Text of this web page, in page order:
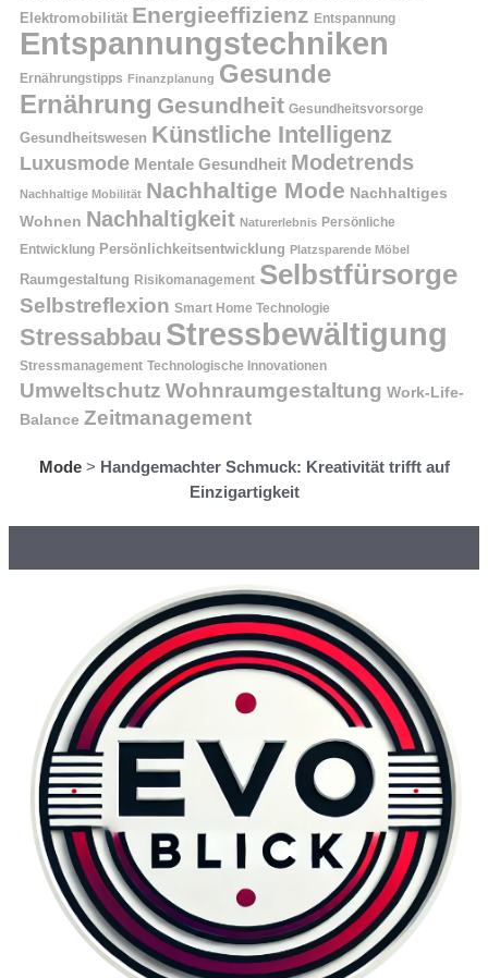
Elektromobilität Energieeffizienz Entspannung
Entspannungstechniken
Ernährungstipps Finanzplanung Gesunde
Ernährung Gesundheit Gesundheitsvorsorge
Gesundheitswesen Künstliche Intelligenz
Luxusmode Mentale Gesundheit Modetrends
Nachhaltige Mobilität Nachhaltige Mode Nachhaltiges
Wohnen Nachhaltigkeit Naturerlebnis Persönliche
Entwicklung Persönlichkeitsentwicklung Platzsparende Möbel
Raumgestaltung Risikomanagement Selbstfürsorge
Selbstreflexion Smart Home Technologie
Stressabbau Stressbewältigung
Stressmanagement Technologische Innovationen
Umweltschutz Wohnraumgestaltung Work-Life-
Balance Zeitmanagement
Mode> Handgemachter Schmuck: Kreativität trifft auf
Einzigartigkeit